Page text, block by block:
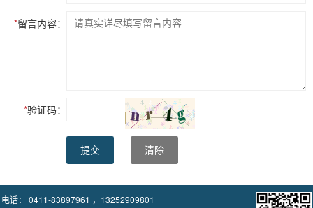
*留言内容：
*验证码：
提交 清除
电话： 0411-83897961 ，13252909801